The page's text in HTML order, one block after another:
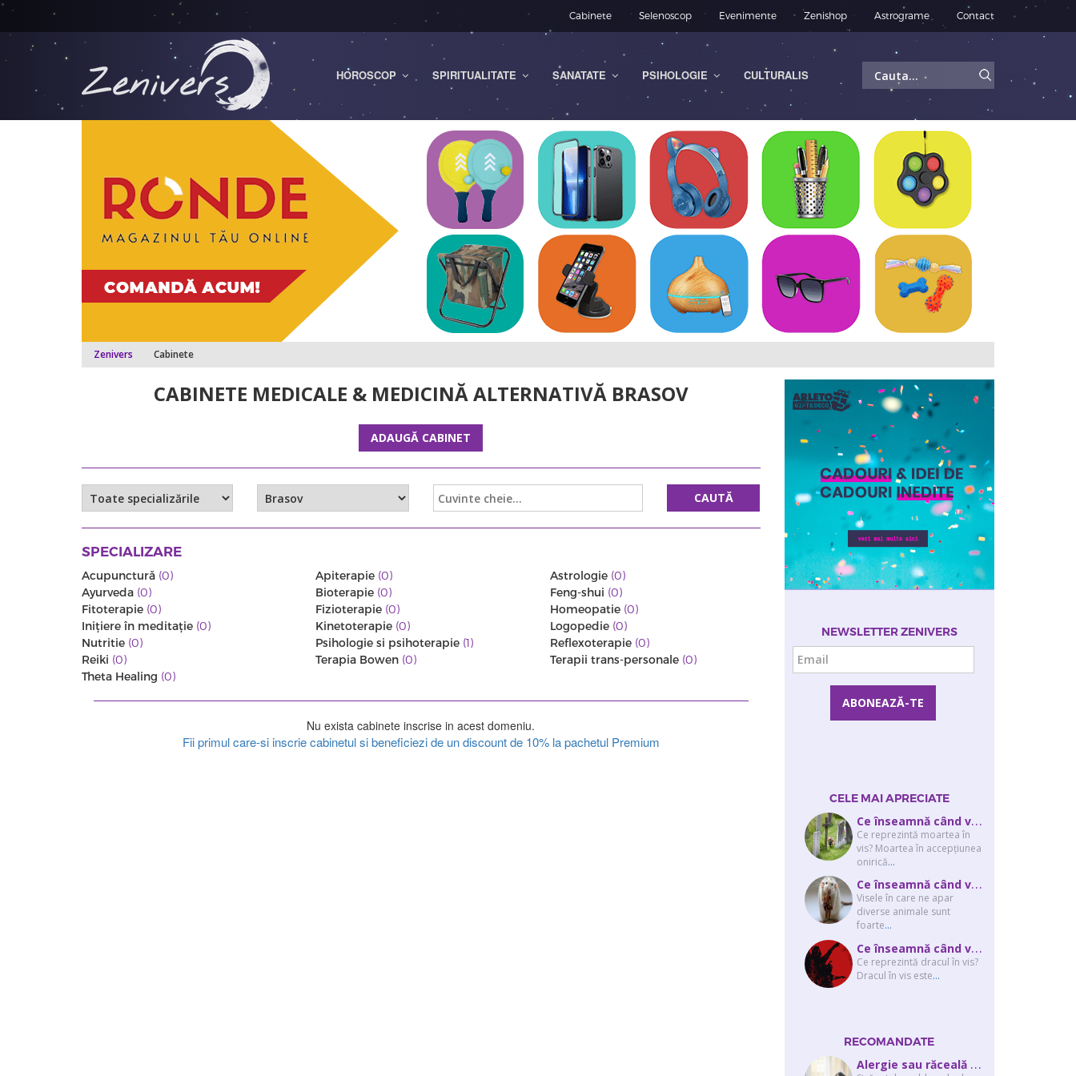
Cabinete Selenoscop Evenimente Zenishop Astrograme Contact
Caută
HOROSCOP SPIRITUALITATE SANATATE PSIHOLOGIE CULTURALIS
Zenivers Cabinete
CABINETE MEDICALE & MEDICINĂ ALTERNATIVĂ BRASOV
ADAUGĂ CABINET
CAUTĂ
SPECIALIZARE
Acupunctură (0) Apiterapie (0) Astrologie (0)
Ayurveda (0) Bioterapie (0) Feng-shui (0)
Fitoterapie (0) Fizioterapie (0) Homeopatie (0)
Iniţiere în meditaţie (0) Kinetoterapie (0) Logopedie (0)
Nutritie (0) Psihologie si psihoterapie (1) Reflexoterapie (0)
Reiki (0) Terapia Bowen (0) Terapii trans-personale (0)
Theta Healing (0)
Nu exista cabinete inscrise in acest domeniu.
Fii primul care-si inscrie cabinetul si beneficiezi de un discount de 10% la pachetul Premium
NEWSLETTER ZENIVERS
CELE MAI APRECIATE
C
e înseamnă când visezi că moare cineva apropiat? Interpretarea visului în ...
Ce reprezintă moartea în
vis? Moartea în accepţiunea
onirică...
C
e înseamnă când visezi şobolani sau şoareci
Visele în care ne apar
diverse animale sunt
foarte...
C
e înseamnă când visezi un drac? Interpretarea visului în care apar unul sau...
Ce reprezintă dracul în vis?
Dracul în vis este...
RECOMANDATE
A
lergie sau răceală – cum îţi dai seama de ce suferi și de ce conteaz...